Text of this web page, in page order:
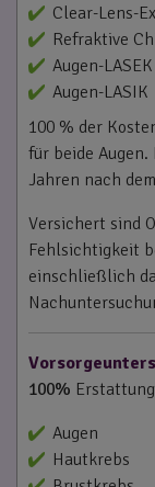
Clear-Lens-
Refraktive
Augen-LASEK
Augen-LASIK
100 % der
für beide
Jahren nach
Versichert sind
Fehlsichtigkeit
einschließlich
100% Erstattung
Augen
Hautkrebs